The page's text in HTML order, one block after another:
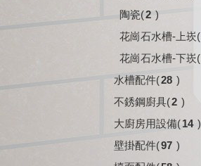
陶瓷(2 )
花崗石水槽-上崁(
花崗石水槽-下崁(
水槽配件(28 )
不銹鋼廚具(2 )
大廚房用設備(14 )
壁掛配件(97 )